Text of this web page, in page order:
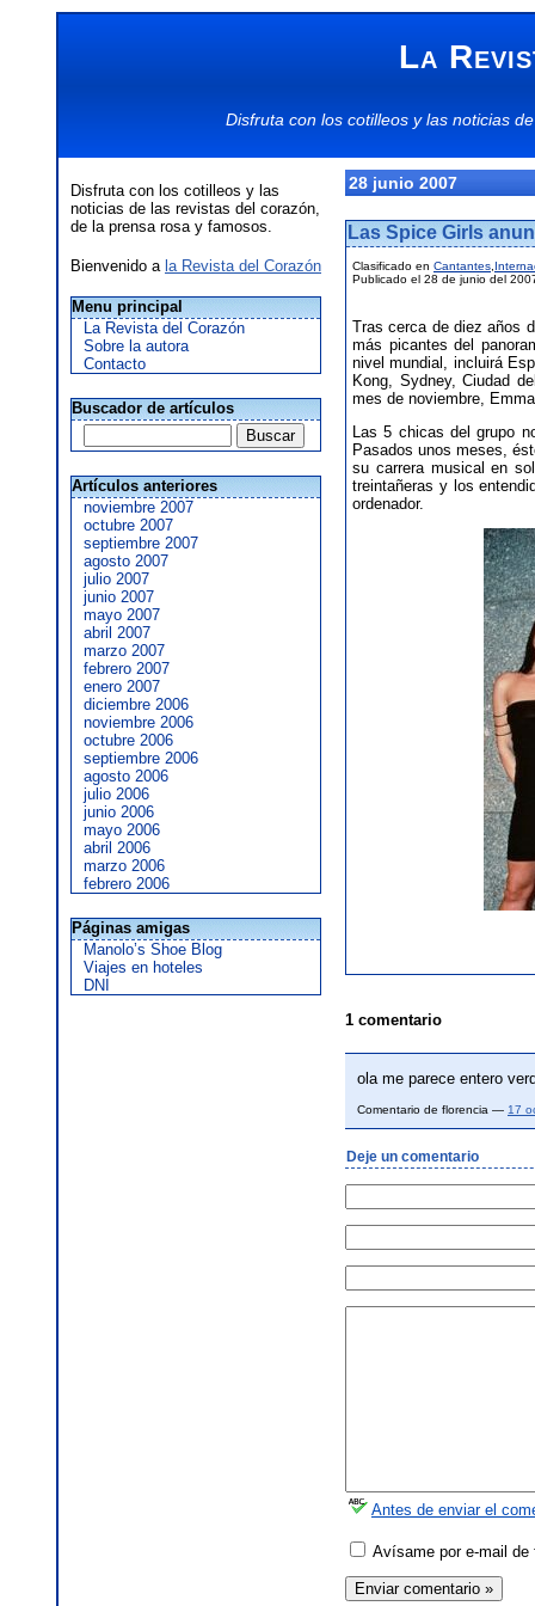
La
Disfruta con los cotilleosy las noticias
Disfruta con los cotilleos y las
noticias de las revistas del corazón,
de la prensa rosa y famosos.
Bienvenido a la Revista del Corazón
Menu principal
La Revista del Corazón
Sobre la autora
Contacto
Buscador de artículos
Artículos anteriores
noviembre 2007
octubre 2007
septiembre 2007
agosto 2007
julio 2007
junio 2007
mayo 2007
abril 2007
marzo 2007
febrero 2007
enero 2007
diciembre 2006
noviembre 2006
octubre 2006
septiembre 2006
agosto 2006
julio 2006
junio 2006
mayo 2006
abril 2006
marzo 2006
febrero 2006
Páginas amigas
Manolo’s Shoe Blog
Viajes en hoteles
DNI
28 junio 2007
Las Spice Girls
Clasificado en Cantantes
Publicado el 28 de junio del
Tras cerca de diez años
más picantes del
nivel mundial, incluirá
Kong, Sydney, Ciudad
mes de noviembre,
Las 5 chicas del grupo
Pasados unos meses,
su carrera musical en
treintañeras y los
ordenador.
1 comentario
ola me parece entero
Comentario de florencia — 17
Deje un comentario
Antes de enviar el
Avísame por e-mail de